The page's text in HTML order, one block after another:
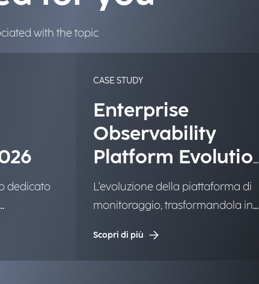
with the topic
dedicato
CASE STUDY
Enterprise
Observability
Platform Evolution
con Dynatrace
L'evoluzione della piattaforma di
monitoraggio, trasformandola in
integrando i vari strumenti di IT
Scopri di più